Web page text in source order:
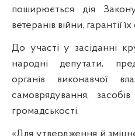
поширюється дія
ветеранів війни, гарантії
До участі у засіданні
народні депутати,
органів виконавчої
самоврядування,
громадськості.